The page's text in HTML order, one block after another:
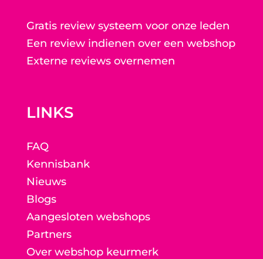
Gratis review systeem voor onze leden
Een review indienen over een webshop
Externe reviews overnemen
LINKS
FAQ
Kennisbank
Nieuws
Blogs
Aangesloten webshops
Partners
Over webshop keurmerk